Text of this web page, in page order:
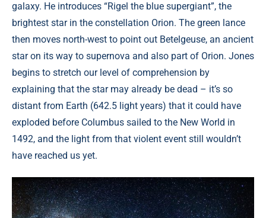
galaxy. He introduces “Rigel the blue supergiant”, the
brightest star in the constellation Orion. The green lance
then moves north-west to point out Betelgeuse, an ancient
star on its way to supernova and also part of Orion. Jones
begins to stretch our level of comprehension by
explaining that the star may already be dead – it’s so
distant from Earth (642.5 light years) that it could have
exploded before Columbus sailed to the New World in
1492, and the light from that violent event still wouldn’t
have reached us yet.